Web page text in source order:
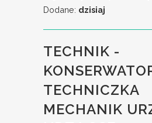
Dodane: dzisiaj
TECHNIK -
TECHNICZKA
MECHANIK